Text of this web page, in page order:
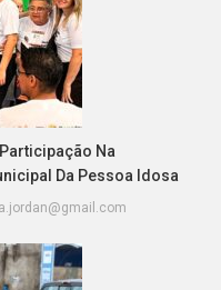
Na
Da Pessoa Idosa